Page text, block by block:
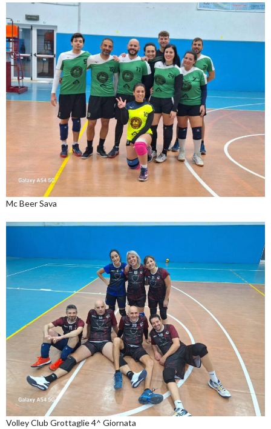
Mc Beer Sava
Volley Club Grottaglie 4^ Giornata